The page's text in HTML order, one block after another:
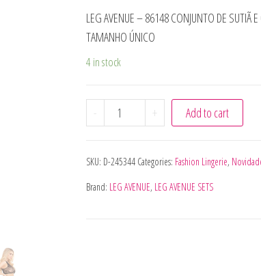
LEG AVENUE – 86148 CONJUNTO DE SUTIÃ
TAMANHO ÚNICO
4 in stock
- LEG AVENUE - 86148
+ Add to cart
SKU: D-245344 Categories: Fashion Lingerie,
Brand: LEG AVENUE, LEG AVENUE SETS